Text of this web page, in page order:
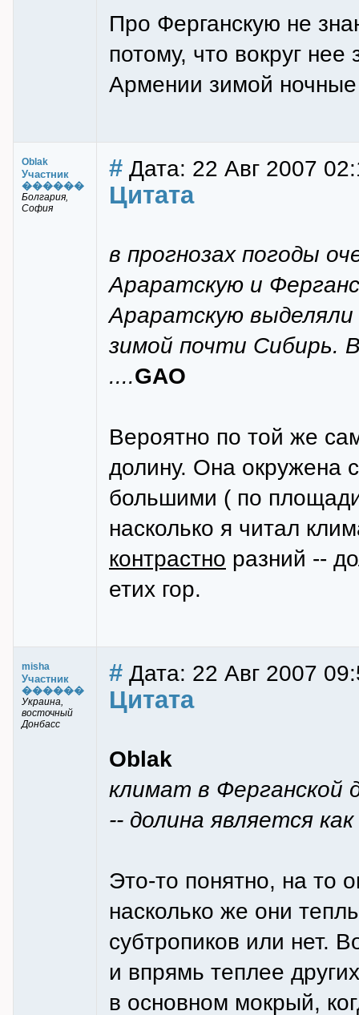
Про Ферганскую не
потому, что вокруг
Армении зимой ночные
Oblak
Участник
������
Болгария,
София
# Дата: 22 Авг 2007
Цитата
в прогнозах погоды
Араратскую и
Араратскую
зимой почти Сибирь.
....GAO
Вероятно по той же
долину. Она окружена
большими ( по
насколько я читал
контрастно разний --
етих гор.
misha
Участник
������
Украина,
восточный
Донбасс
# Дата: 22 Авг 2007
Цитата
Oblak
климат в Ферганской
-- долина является
Это-то понятно, на то
насколько же они
субтропиков или нет.
и впрямь теплее
в основном мокрый,